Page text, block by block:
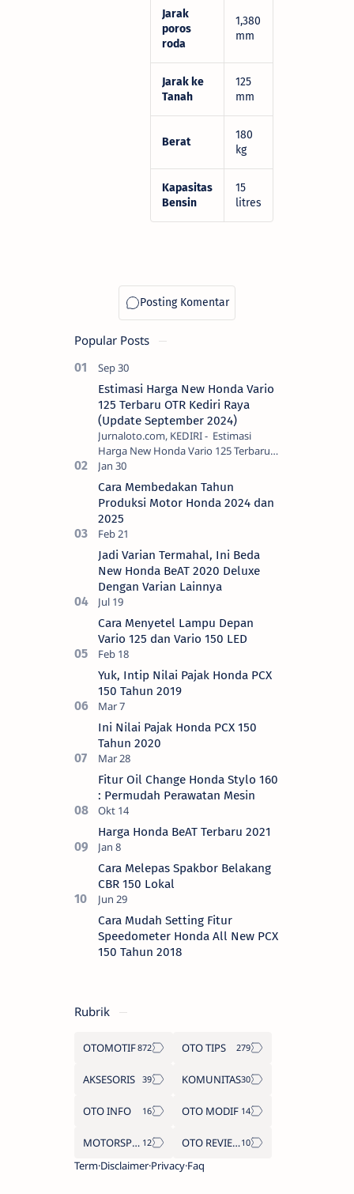
Jarak
poros
roda
1,380
mm
Jarak ke
Tanah
125
mm
Berat
180
kg
Kapasitas
Bensin
15
litres
Popular Posts
Estimasi Harga New Honda Vario
125 Terbaru OTR Kediri Raya
(Update September 2024)
Jurnaloto.com, KEDIRI - Estimasi
Harga New Honda Vario 125 Terbaru
OTR Kediri Raya (Update September
2024) Brosis sekalian, PT Astra Honda
Motor (AH…
Cara Membedakan Tahun
Produksi Motor Honda 2024 dan
2025
Jadi Varian Termahal, Ini Beda
New Honda BeAT 2020 Deluxe
Dengan Varian Lainnya
Cara Menyetel Lampu Depan
Vario 125 dan Vario 150 LED
Yuk, Intip Nilai Pajak Honda PCX
150 Tahun 2019
Ini Nilai Pajak Honda PCX 150
Tahun 2020
Fitur Oil Change Honda Stylo 160
: Permudah Perawatan Mesin
Harga Honda BeAT Terbaru 2021
Cara Melepas Spakbor Belakang
CBR 150 Lokal
Cara Mudah Setting Fitur
Speedometer Honda All New PCX
150 Tahun 2018
Rubrik
OTOMOTIF OTO TIPS
AKSESORIS KOMUNITAS
OTO INFO OTO MODIF
MOTORSPORT
OTO REVIEW
Term Disclaimer Privacy Faq